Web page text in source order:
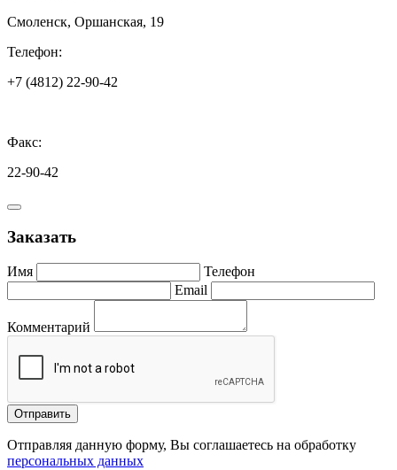
Смоленск, Оршанская, 19
Телефон:
+7 (4812) 22-90-42
Факс:
22-90-42
Заказать
Имя
Телефон
Email
Комментарий
Отправить
Отправляя данную форму, Вы соглашаетесь на обработку
персональных данных